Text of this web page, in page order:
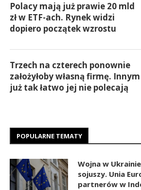
Polacy mają już prawie 20 mld
zł w ETF-ach. Rynek widzi
dopiero początek wzrostu
Trzech na czterech ponownie
założyłoby własną firmę. Innym
już tak łatwo jej nie polecają
POPULARNE TEMATY
Wojna w
sojuszy. Unia
partnerów w